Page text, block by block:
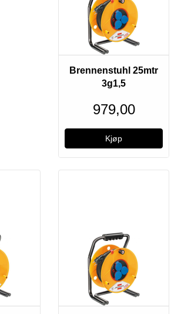
Brennenstuhl 25mtr
3g1,5
979,00